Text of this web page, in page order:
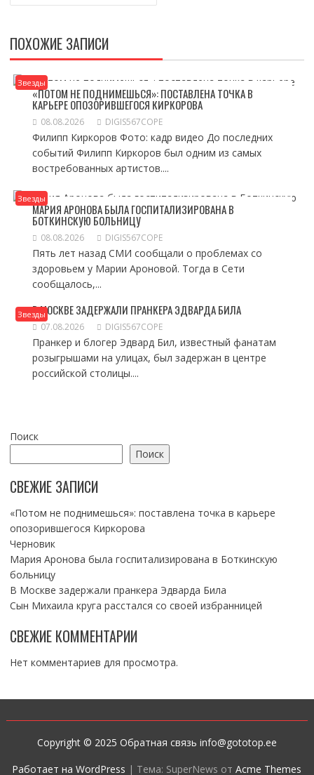
ПОХОЖИЕ ЗАПИСИ
Звезды
«ПОТОМ НЕ ПОДНИМЕШЬСЯ»: ПОСТАВЛЕНА ТОЧКА В
КАРЬЕРЕ ОПОЗОРИВШЕГОСЯ КИРКОРОВА
08.08.2026 DIGIS567COPE
Филипп Киркоров Фото: кадр видео До последних
событий Филипп Киркоров был одним из самых
востребованных артистов....
Звезды
МАРИЯ АРОНОВА БЫЛА ГОСПИТАЛИЗИРОВАНА В
БОТКИНСКУЮ БОЛЬНИЦУ
08.08.2026 DIGIS567COPE
Пять лет назад СМИ сообщали о проблемах со
здоровьем у Марии Ароновой. Тогда в Сети
сообщалось,...
ЗвездыВ МОСКВЕ ЗАДЕРЖАЛИ ПРАНКЕРА ЭДВАРДА БИЛА
07.08.2026 DIGIS567COPE
Пранкер и блогер Эдвард Бил, известный фанатам
розыгрышами на улицах, был задержан в центре
российской столицы....
Поиск
Поиск
СВЕЖИЕ ЗАПИСИ
«Потом не поднимешься»: поставлена точка в карьере
опозорившегося Киркорова
Черновик
Мария Аронова была госпитализирована в Боткинскую
больницу
В Москве задержали пранкера Эдварда Била
Сын Михаила круга расстался со своей избранницей
СВЕЖИЕ КОММЕНТАРИИ
Нет комментариев для просмотра.
Copyright © 2025 Обратная связь info@gototop.ee
Работает на WordPress | Тема: SuperNews отAcme Themes